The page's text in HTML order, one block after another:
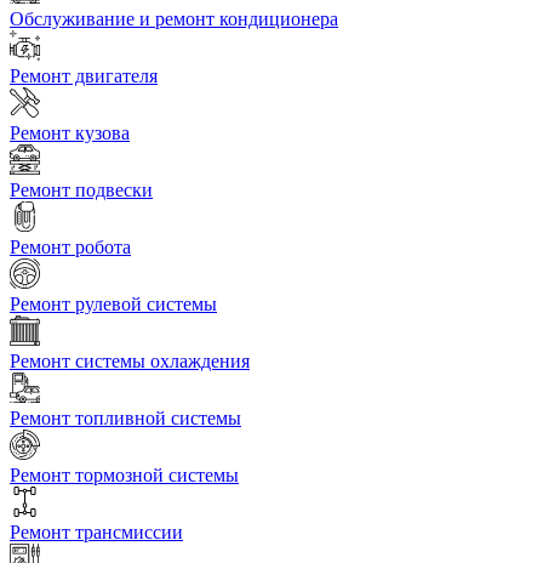
Обслуживание и ремонт кондиционера
Ремонт двигателя
Ремонт кузова
Ремонт подвески
Ремонт робота
Ремонт рулевой системы
Ремонт системы охлаждения
Ремонт топливной системы
Ремонт тормозной системы
Ремонт трансмиссии